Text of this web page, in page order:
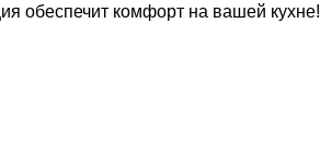
обеспечит комфорт на вашей кухне!